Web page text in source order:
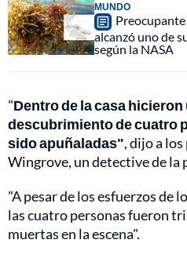
MUNDO
alcanzó uno de
según la NASA
"Dentro de la casa
descubrimiento de cuatro
sido apuñaladas", dijo a
Wingrove, un detective de la
"A pesar de los esfuerzos de
las cuatro personas fueron
muertas en la escena".